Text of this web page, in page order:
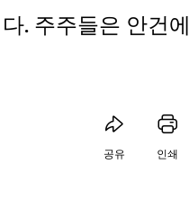
. 주주들은 안건에
공유 인쇄